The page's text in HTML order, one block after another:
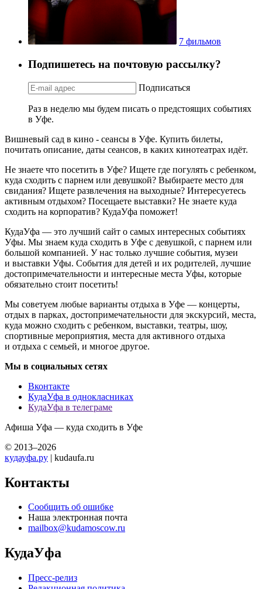
7 фильмов
Подпишетесь на почтовую рассылку?
Подписаться
Раз в неделю мы будем писать о предстоящих событиях
в Уфе.
Вишневый сад в кино - сеансы в Уфе. Купить билеты,
почитать описание, даты сеансов, в каких кинотеатрах идёт.
Не знаете что посетить в Уфе? Ищете где погулять с ребенком,
куда сходить с парнем или девушкой? Выбираете место для
свидания? Ищете развлечения на выходные? Интересуетесь
активным отдыхом? Посещаете выставки? Не знаете куда
сходить на корпоратив? КудаУфа поможет!
КудаУфа — это лучший сайт о самых интересных событиях
Уфы. Мы знаем куда сходить в Уфе с девушкой, с парнем или
большой компанией. У нас только лучшие события, музеи
и выставки Уфы. События для детей и их родителей, лучшие
достопримечательности и интересные места Уфы, которые
обязательно стоит посетить!
Мы советуем любые варианты отдыха в Уфе — концерты,
отдых в парках, достопримечательности для экскурсий, места,
куда можно сходить с ребенком, выставки, театры, шоу,
спортивные мероприятия, места для активного отдыха
и отдыха с семьей, и многое другое.
Мы в социальных сетях
Вконтакте
КудаУфа в однокласниках
КудаУфа в телеграме
Афиша Уфа — куда сходить в Уфе
© 2013–2026
кудауфа.ру | kudaufa.ru
Контакты
Сообщить об ошибке
Наша электронная почта
mailbox@kudamoscow.ru
КудаУфа
Пресс-релиз